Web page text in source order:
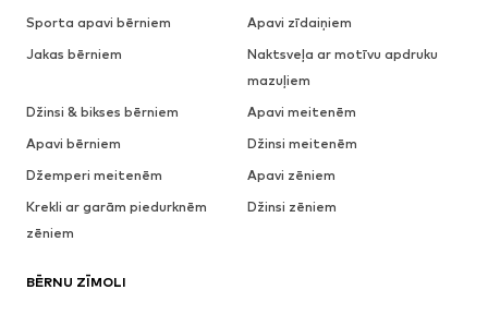
Sporta apavi bērniem
Apavi zīdaiņiem
Jakas bērniem
Naktsveļa ar motīvu apdruku
mazuļiem
Džinsi & bikses bērniem
Apavi meitenēm
Apavi bērniem
Džinsi meitenēm
Džemperi meitenēm
Apavi zēniem
Krekli ar garām piedurknēm
zēniem
Džinsi zēniem
BĒRNU ZĪMOLI